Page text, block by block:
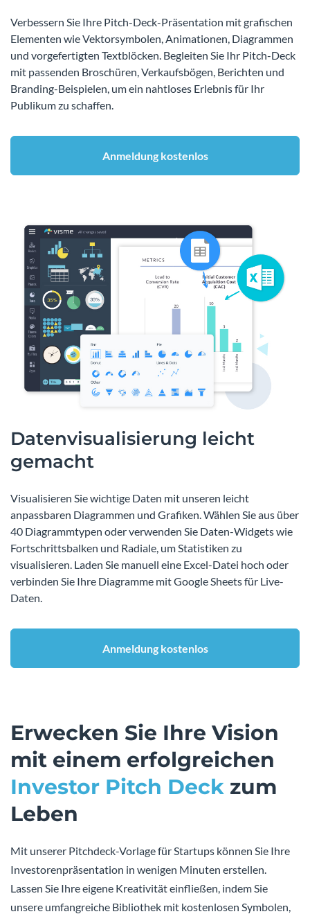
Verbessern Sie Ihre Pitch-Deck-Präsentation mit grafischen
Elementen wie Vektorsymbolen, Animationen, Diagrammen
und vorgefertigten Textblöcken. Begleiten Sie Ihr Pitch-Deck
mit passenden Broschüren, Verkaufsbögen, Berichten und
Branding-Beispielen, um ein nahtloses Erlebnis für Ihr
Publikum zu schaffen.
Anmeldung kostenlos
Datenvisualisierung leicht
gemacht
Visualisieren Sie wichtige Daten mit unseren leicht
anpassbaren Diagrammen und Grafiken. Wählen Sie aus über
40 Diagrammtypen oder verwenden Sie Daten-Widgets wie
Fortschrittsbalken und Radiale, um Statistiken zu
visualisieren. Laden Sie manuell eine Excel-Datei hoch oder
verbinden Sie Ihre Diagramme mit Google Sheets für Live-
Daten.
Anmeldung kostenlos
Erwecken Sie Ihre Vision
mit einem erfolgreichen
Investor Pitch Deck zum
Leben
Mit unserer Pitchdeck-Vorlage für Startups können Sie Ihre
Investorenpräsentation in wenigen Minuten erstellen.
Lassen Sie Ihre eigene Kreativität einfließen, indem Sie
unsere umfangreiche Bibliothek mit kostenlosen Symbolen,